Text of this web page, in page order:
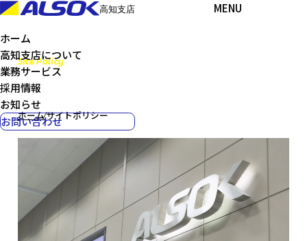
高知支店 MENU
ホーム
高知支店について
業務サービス
採用情報
お知らせ
お問い合わせ
Site Policy
サイトポリシー
ホーム⁄サイトポリシー